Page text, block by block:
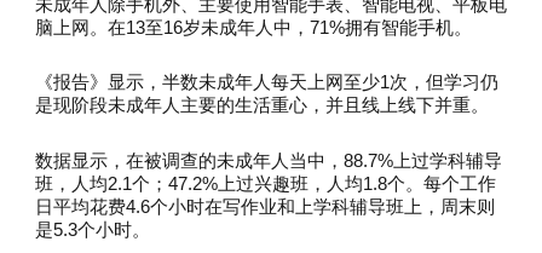
脑上网。在13至16岁未成年人中，71%拥有智能手机。
《报告》显示，半数未成年人每天上网至少1次，但学习仍
是现阶段未成年人主要的生活重心，并且线上线下并重。
数据显示，在被调查的未成年人当中，88.7%上过学科辅导
班，人均2.1个；47.2%上过兴趣班，人均1.8个。每个工作
日平均花费4.6个小时在写作业和上学科辅导班上，周末则
是5.3个小时。